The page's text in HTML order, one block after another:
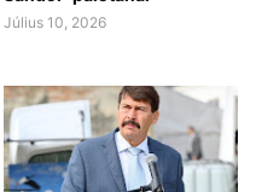
Július 10, 2026